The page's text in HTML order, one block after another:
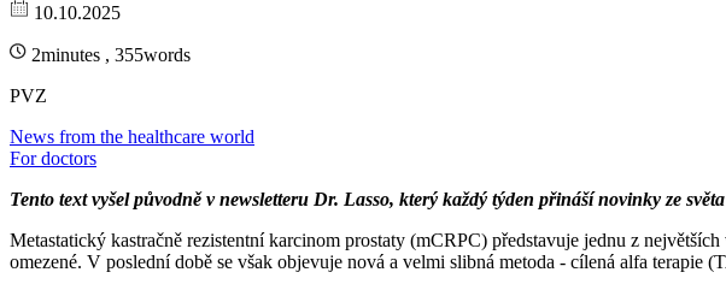
10.10.2025
2minutes , 355words
PVZ
News from the healthcare world
For doctors
Tento text vyšel původně v newsletteru Dr. Lasso, který každý týden přináší novinky ze
Metastatický kastračně rezistentní karcinom prostaty (mCRPC) představuje jednu z
omezené. V poslední době se však objevuje nová a velmi slibná metoda - cílená alfa terapie